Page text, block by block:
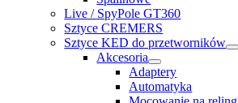
Live / SpyPole GT360
Sztyce CREMERS
Sztyce KED do przetworników
Akcesoria
Adaptery
Automatyka